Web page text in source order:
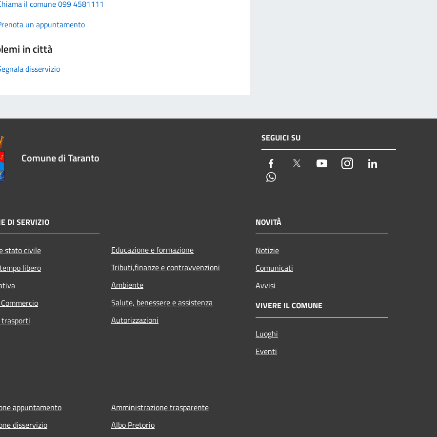
il comune 099 4581111
un appuntamento
in città
disservizio
Comune di Taranto
SEGUICI SU
Facebook Twitter YoutubeInstagram
DI SERVIZIO
stato civile
libero
Educazione e formazione
Tributi,finanze e contravvenzioni
Ambiente
Salute, benessere e assistenza
Autorizzazioni
NOVITÀ
Notizie
Comunicati
Avvisi
VIVERE IL COMUNE
Luoghi
Eventi
appuntamento
disservizio
Amministrazione trasparente
Albo Pretorio